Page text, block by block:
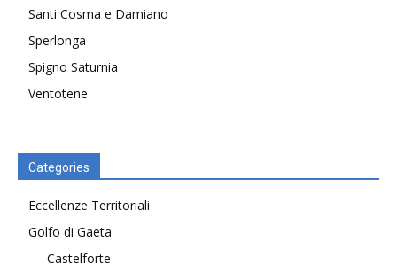
Santi Cosma e Damiano
Sperlonga
Spigno Saturnia
Ventotene
Categories
Eccellenze Territoriali
Golfo di Gaeta
Castelforte